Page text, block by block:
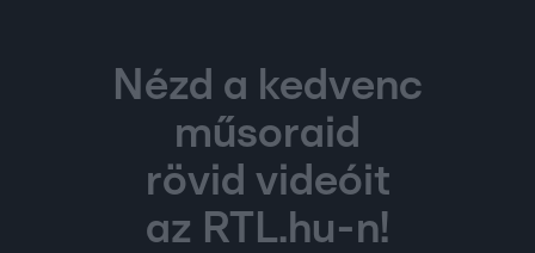
Nézd a kedvenc
műsoraid
rövid videóit
az RTL.hu-n!